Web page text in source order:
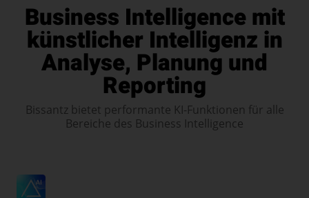
Business Intelligence mit
künstlicher Intelligenz in
Analyse, Planung und
Reporting
Bissantz bietet performante KI-Funktionen für alle
Bereiche des Business Intelligence